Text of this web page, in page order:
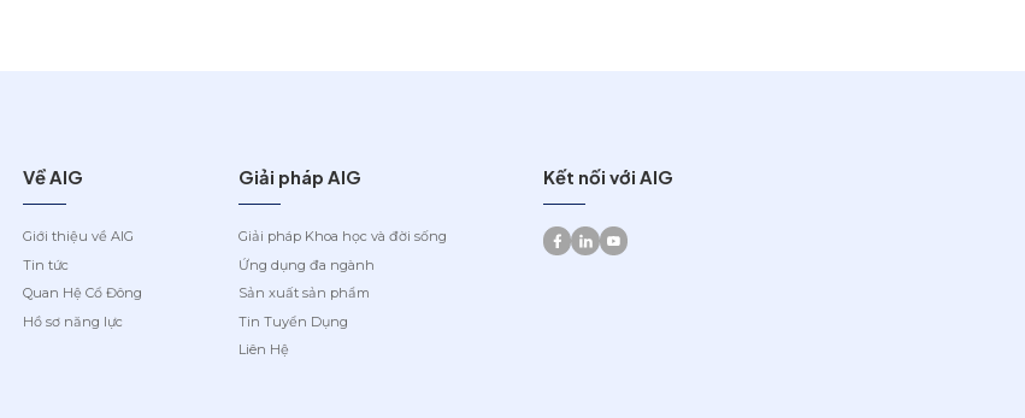
Về AIG
Giới thiệu về AIG
Tin tức
Quan Hệ Cổ Đông
Hồ sơ năng lực
Giải pháp AIG
Giải pháp Khoa học và đời sống
Ứng dụng đa ngành
Sản xuất sản phẩm
Tin Tuyển Dụng
Liên Hệ
Kết nối với AIG